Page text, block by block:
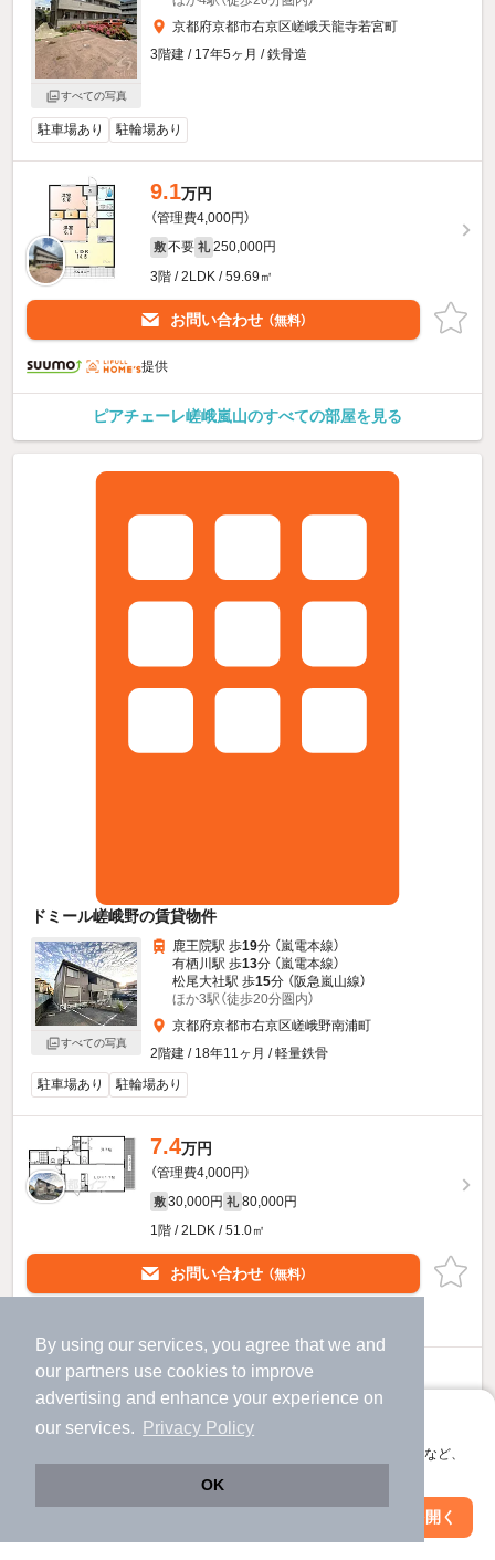
By using our services, you agree that we and
our partners use cookies to improve
advertising and enhance your experience on
our services.
Privacy Policy
OK
アプリに切り替えて、サクサクお部屋探し
会員登録なしですぐ使える。マップ検索やお気に入り保存など、
アプリを開く
すべての写真
京都府京都市右京区嵯峨天龍寺若宮町
3階建 / 17年5ヶ月 / 鉄骨造
駐車場あり 駐輪場あり
9.1万円
（管理費4,000円）
敷 不要 礼 250,000円
3階 / 2LDK / 59.69㎡
お問い合わせ （無料）
提供
ピアチェーレ嵯峨嵐山のすべての部屋を見る
ドミール嵯峨野の賃貸物件
すべての写真
鹿王院駅 歩19分 （嵐電本線）
有栖川駅 歩13分 （嵐電本線）
松尾大社駅 歩15分 （阪急嵐山線）
ほか3駅（徒歩20分圏内）
京都府京都市右京区嵯峨野南浦町
2階建 / 18年11ヶ月 / 軽量鉄骨
駐車場あり
駐輪場あり
7.4万円
（管理費4,000円）
敷 30,000円 礼 80,000円
1階 / 2LDK / 51.0㎡
お問い合わせ （無料）
ドミール嵯峨野のすべての部屋を見る
絞り込み条件を変更